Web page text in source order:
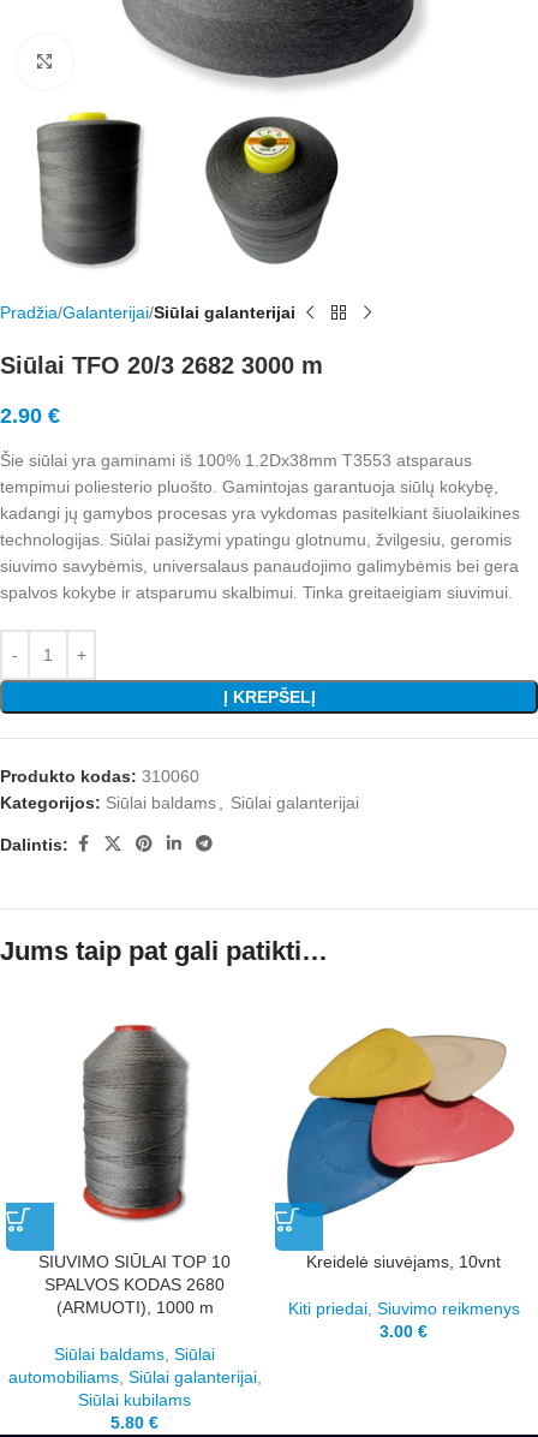
Rodyti nuotrauką visame ekrane
Pradžia Galanterijai Siūlai galanterijai
Siūlai TFO 20/3 2682 3000 m
2.90 €
Šie siūlai yra gaminami iš 100% 1.2Dx38mm T3553 atsparaus
tempimui poliesterio pluošto. Gamintojas garantuoja siūlų kokybę,
kadangi jų gamybos procesas yra vykdomas pasitelkiant šiuolaikines
technologijas. Siūlai pasižymi ypatingu glotnumu, žvilgesiu, geromis
siuvimo savybėmis, universalaus panaudojimo galimybėmis bei gera
spalvos kokybe ir atsparumu skalbimui. Tinka greitaeigiam siuvimui.
Į KREPŠELĮ
Produkto kodas: 310060
Kategorijos: Siūlai baldams, Siūlai galanterijai
Dalintis:
Jums taip pat gali patikti…
SIUVIMO SIŪLAI TOP 10
SPALVOS KODAS 2680
(ARMUOTI), 1000 m
Siūlai baldams, Siūlai
automobiliams, Siūlai galanterijai,
Siūlai kubilams
5.80 €
Kreidelė siuvėjams, 10vnt
Kiti priedai, Siuvimo reikmenys
3.00 €